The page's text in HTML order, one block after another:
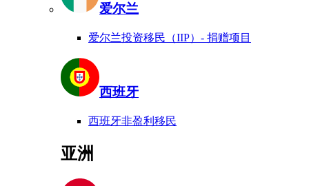
爱尔兰
爱尔兰投资移民（IIP）- 捐赠项目
西班牙
西班牙非盈利移民
亚洲